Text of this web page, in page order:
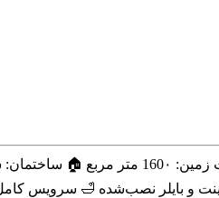
حــــویــــلــــی فــــروشــــی بــــا
و بایلر نصب‌شده 🛁 سرویس